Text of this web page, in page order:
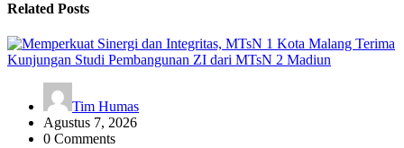
Related Posts
Tim Humas
Agustus 7, 2026
0 Comments